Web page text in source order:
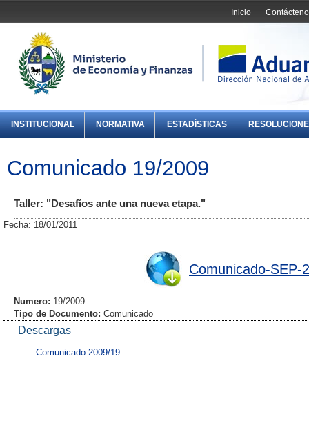
Inicio
INSTITUCIONAL NORMATIVA ESTADÍSTICAS
Comunicado 19/2009
Taller: "Desafíos ante una nueva etapa."
Fecha: 18/01/2011
Comunicado-SEP-
Numero: 19/2009
Tipo de Documento: Comunicado
Descargas
Comunicado 2009/19